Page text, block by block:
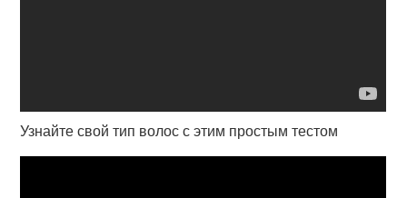
Узнайте свой тип волос с этим простым тестом